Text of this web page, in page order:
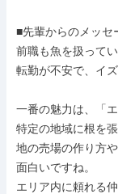
■先輩からのメッセ
前職も魚を扱って
転勤が不安で、イ
一番の魅力は、「
特定の地域に根を
地の売場の作り方
面白いですね。
エリア内に頼れる